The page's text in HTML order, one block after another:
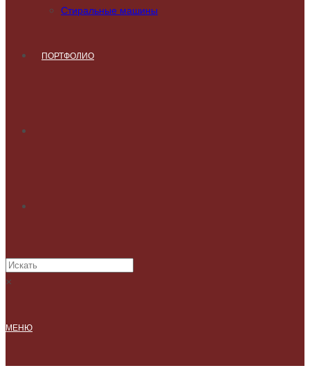
Стиральные машины
ПОРТФОЛИО
×
МЕНЮ